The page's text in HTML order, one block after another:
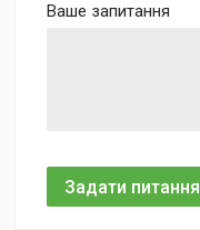
Ваше запитання
Задати питання